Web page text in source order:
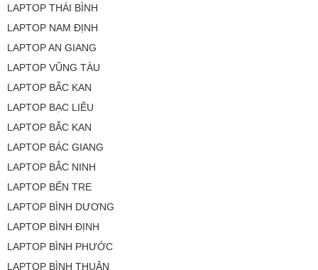
LAPTOP THÁI BÌNH
LAPTOP NAM ĐỊNH
LAPTOP AN GIANG
LAPTOP VŨNG TÀU
LAPTOP BẮC KAN
LAPTOP BẠC LIÊU
LAPTOP BẮC KAN
LAPTOP BÁC GIANG
LAPTOP BẮC NINH
LAPTOP BẾN TRE
LAPTOP BÌNH DƯƠNG
LAPTOP BÌNH ĐỊNH
LAPTOP BÌNH PHƯỚC
LAPTOP BÌNH THUẬN